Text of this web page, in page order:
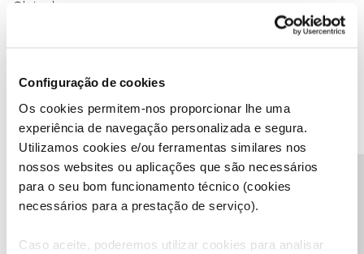
Configuração de cookies
Os cookies permitem-nos proporcionar lhe uma
experiência de navegação personalizada e segura.
Utilizamos cookies e/ou ferramentas similares nos
nossos websites ou aplicações que são necessários
para o seu bom funcionamento técnico (cookies
necessários para a prestação de serviço).
Caso aceite, poderemos utilizar cookies para analisar
Obrigado
Siga os perfis da moderação, através da opção "Seguir", para estar
sempre a par das ultimas novidades.
Guimas Forum|Forum|1 year ago
iam conseguir comparecer?